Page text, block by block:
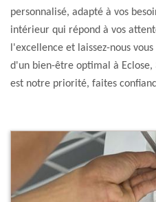
personnalisé, adapté à vos
intérieur qui répond à vos
l'excellence et laissez-nous
d'un bien-être optimal à
est notre priorité, faites